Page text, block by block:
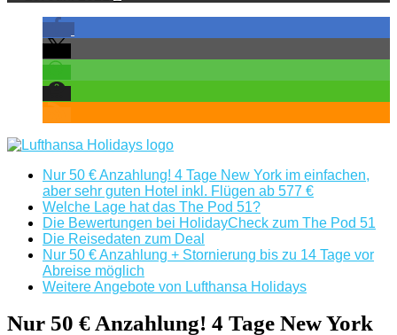
Nur 50 € Anzahlung! 4 Tage New York im einfachen,
aber sehr guten Hotel inkl. Flügen ab 577 €
Welche Lage hat das The Pod 51?
Die Bewertungen bei HolidayCheck zum The Pod 51
Die Reisedaten zum Deal
Nur 50 € Anzahlung + Stornierung bis zu 14 Tage vor
Abreise möglich
Weitere Angebote von Lufthansa Holidays
Nur 50 € Anzahlung! 4 Tage New York